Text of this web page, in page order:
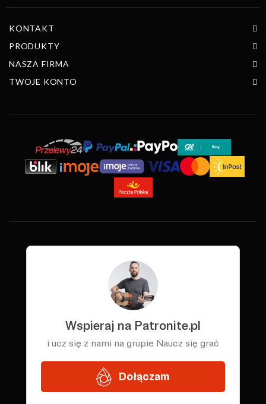
KONTAKT
PRODUKTY
NASZA FIRMA
TWOJE KONTO